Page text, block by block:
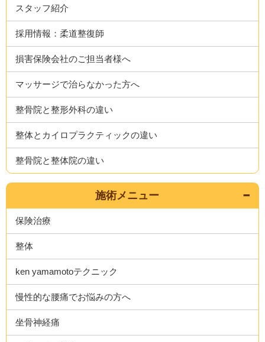
スタッフ紹介
採用情報：柔道整復師
損害保険会社のご担当者様へ
マッサージで治らなかった方へ
整骨院と整形外科の違い
整体とカイロプラクティックの違い
整骨院と整体院の違い
施術メニュー
保険治療
整体
ken yamamotoテクニック
慢性的な腰痛でお悩みの方へ
坐骨神経痛